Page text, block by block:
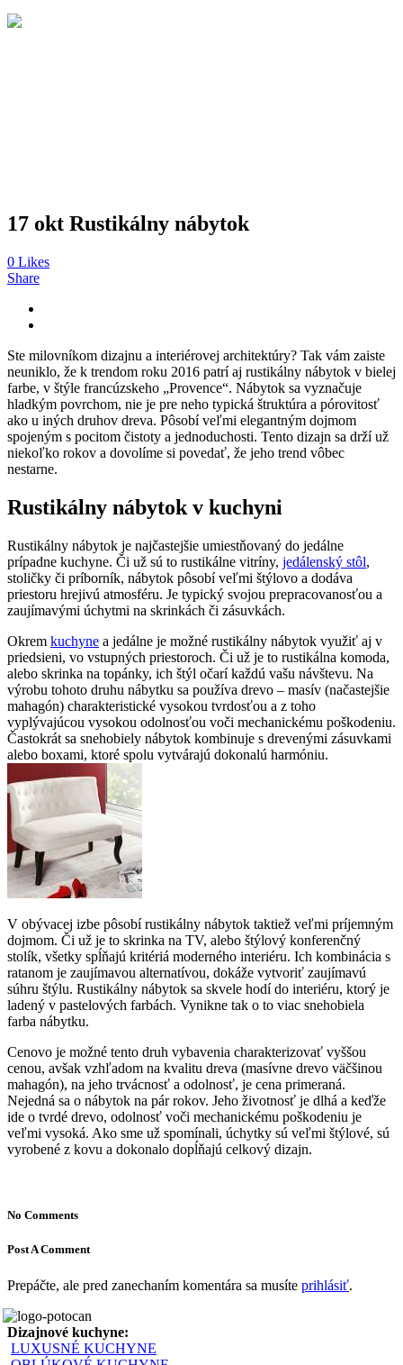
17 okt Rustikálny nábytok
0 Likes
Share
Ste milovníkom dizajnu a interiérovej architektúry? Tak vám zaiste
neuniklo, že k trendom roku 2016 patrí aj rustikálny nábytok v bielej
farbe, v štýle francúzskeho „Provence“. Nábytok sa vyznačuje
hladkým povrchom, nie je pre neho typická štruktúra a pórovitosť
ako u iných druhov dreva. Pôsobí veľmi elegantným dojmom
spojeným s pocitom čistoty a jednoduchosti. Tento dizajn sa drží už
niekoľko rokov a dovolíme si povedať, že jeho trend vôbec
nestarne.
Rustikálny nábytok v kuchyni
Rustikálny nábytok je najčastejšie umiestňovaný do jedálne
prípadne kuchyne. Či už sú to rustikálne vitríny, jedálenský stôl,
stoličky či príborník, nábytok pôsobí veľmi štýlovo a dodáva
priestoru hrejivú atmosféru. Je typický svojou prepracovanosťou a
zaujímavými úchytmi na skrinkách či zásuvkách.
Okrem kuchyne a jedálne je možné rustikálny nábytok využiť aj v
priedsieni, vo vstupných priestoroch. Či už je to rustikálna komoda,
alebo skrinka na topánky, ich štýl očarí každú vašu návštevu. Na
výrobu tohoto druhu nábytku sa používa drevo – masív (načastejšie
mahagón) charakteristické vysokou tvrdosťou a z toho
vyplývajúcou vysokou odolnosťou voči mechanickému poškodeniu.
Častokrát sa snehobiely nábytok kombinuje s drevenými zásuvkami
alebo boxami, ktoré spolu vytvárajú dokonalú harmóniu.
V obývacej izbe pôsobí rustikálny nábytok taktiež veľmi príjemným
dojmom. Či už je to skrinka na TV, alebo štýlový konferenčný
stolík, všetky spĺňajú kritériá moderného interiéru. Ich kombinácia s
ratanom je zaujímavou alternatívou, dokáže vytvoriť zaujímavú
súhru štýlu. Rustikálny nábytok sa skvele hodí do interiéru, ktorý je
ladený v pastelových farbách. Vynikne tak o to viac snehobiela
farba nábytku.
Cenovo je možné tento druh vybavenia charakterizovať vyššou
cenou, avšak vzhľadom na kvalitu dreva (masívne drevo väčšinou
mahagón), na jeho trvácnosť a odolnosť, je cena primeraná.
Nejedná sa o nábytok na pár rokov. Jeho životnosť je dlhá a keďže
ide o tvrdé drevo, odolnosť voči mechanickému poškodeniu je
veľmi vysoká. Ako sme už spomínali, úchytky sú veľmi štýlové, sú
vyrobené z kovu a dokonalo dopĺňajú celkový dizajn.
No Comments
Post A Comment
Prepáčte, ale pred zanechaním komentára sa musíte prihlásiť.
Dizajnové kuchyne:
LUXUSNÉ KUCHYNE